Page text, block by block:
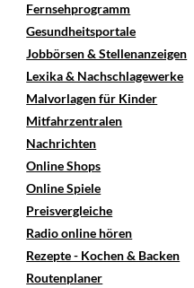
Fernsehprogramm
Gesundheitsportale
Jobbörsen & Stellenanzeigen
Lexika & Nachschlagewerke
Malvorlagen für Kinder
Mitfahrzentralen
Nachrichten
Online Shops
Online Spiele
Preisvergleiche
Radio online hören
Rezepte - Kochen & Backen
Routenplaner